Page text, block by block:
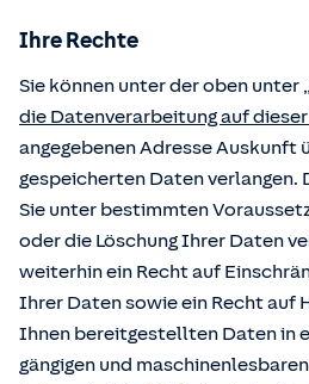
Ihre Rechte
Sie können unter der oben unter
die Datenverarbeitung auf
angegebenen Adresse Auskunft
gespeicherten Daten verlangen.
Sie unter bestimmten
oder die Löschung Ihrer Daten
weiterhin ein Recht auf
Ihrer Daten sowie ein Recht auf
Ihnen bereitgestellten Daten in
gängigen und